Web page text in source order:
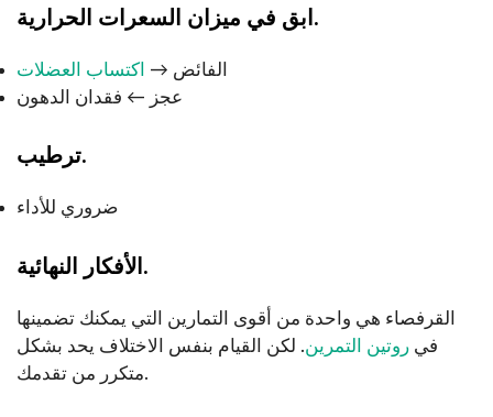
ابق في ميزان السعرات الحرارية.
الفائض → اكتساب العضلات
عجز ← فقدان الدهون
ترطيب.
ضروري للأداء
الأفكار النهائية.
القرفصاء هي واحدة من أقوى التمارين التي يمكنك تضمينها
في روتين التمرين. لكن القيام بنفس الاختلاف يحد بشكل
متكرر من تقدمك.